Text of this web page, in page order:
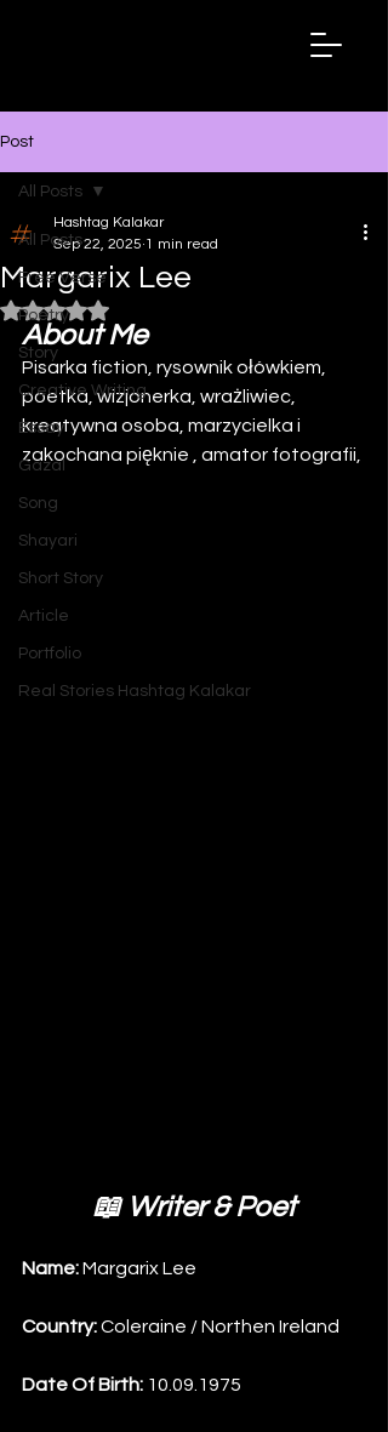
Post
All Posts
Free Verse
Poetry
Story
Creative Writing
Essay
Gazal
Song
Shayari
Short Story
Article
Portfolio
Real Stories Hashtag Kalakar
All Posts
Margarix Lee
Hashtag Kalakar
Sep 22, 2025 1 min read
Rated NaN out of 5 stars.
About Me
Pisarka fiction, rysownik ołówkiem,
poetka, wizjonerka, wrażliwiec,
kreatywna osoba, marzycielka i
zakochana pięknie , amator fotografii,
📖 Writer & Poet
Name: Margarix Lee
Country: Coleraine / Northen Ireland
Date Of Birth: 10.09.1975